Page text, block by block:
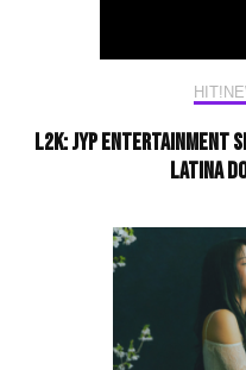
L2K: JYP Entertainment
latina